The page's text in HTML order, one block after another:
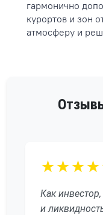
гармонично
курортов и зон
атмосферу и
Как
и